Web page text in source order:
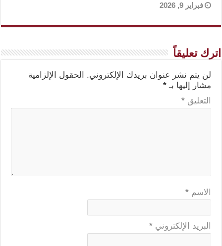
فبراير 9, 2026
اترك تعليقاً
لن يتم نشر عنوان بريدك الإلكتروني.
الحقول الإلزامية
مشار إليها بـ *
التعليق *
الاسم *
البريد الإلكتروني *